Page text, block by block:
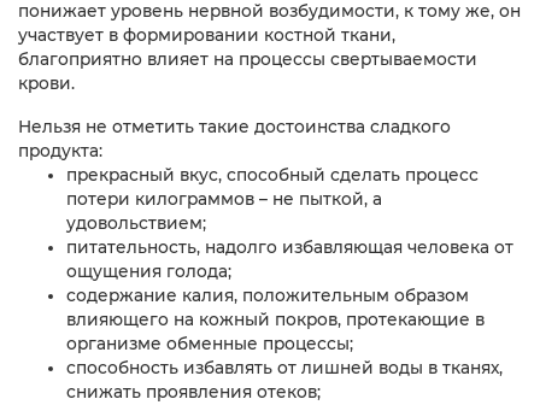
понижает уровень нервной возбудимости, к тому же, он
участвует в формировании костной ткани,
благоприятно влияет на процессы свертываемости
крови.
Нельзя не отметить такие достоинства сладкого
продукта:
прекрасный вкус, способный сделать процесс
потери килограммов – не пыткой, а
удовольствием;
питательность, надолго избавляющая человека от
ощущения голода;
содержание калия, положительным образом
влияющего на кожный покров, протекающие в
организме обменные процессы;
способность избавлять от лишней воды в тканях,
снижать проявления отеков;